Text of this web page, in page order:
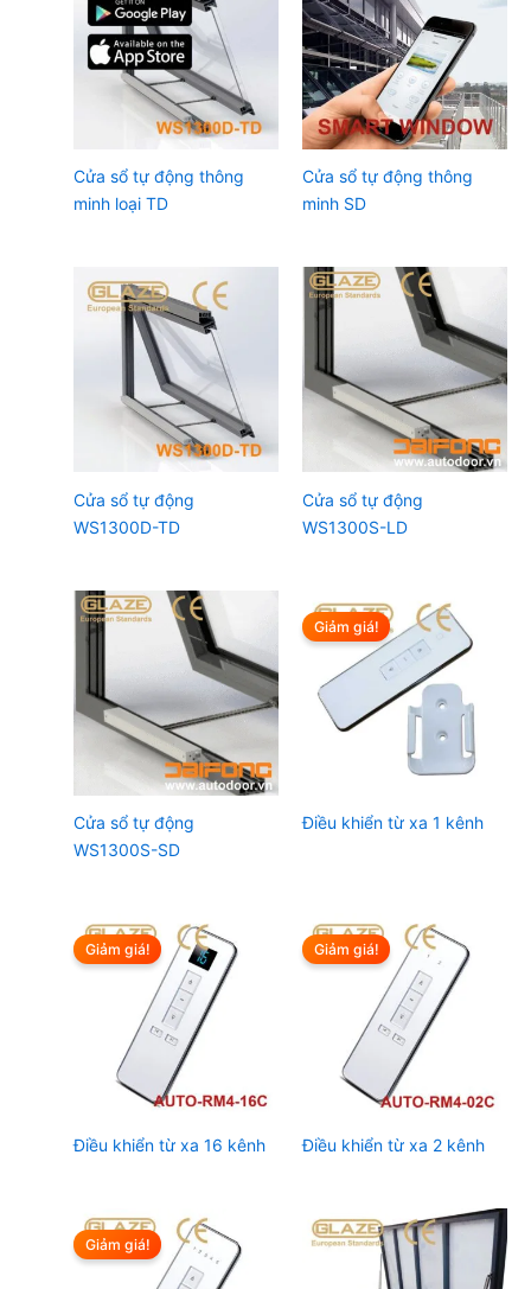
Cửa sổ tự động thông
minh loại TD
Cửa sổ tự động thông
minh SD
Cửa sổ tự động
WS1300D-TD
Cửa sổ tự động
WS1300S-LD
Cửa sổ tự động
WS1300S-SD
Giảm giá!
Điều khiển từ xa 1 kênh
Giảm giá!
Điều khiển từ xa 16 kênh
Giảm giá!
Điều khiển từ xa 2 kênh
Giảm giá!